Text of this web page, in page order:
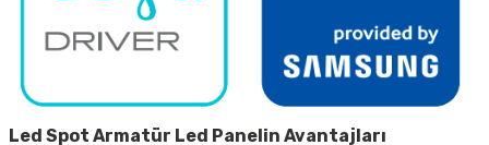
Led Spot Armatür Led Panelin Avantajları